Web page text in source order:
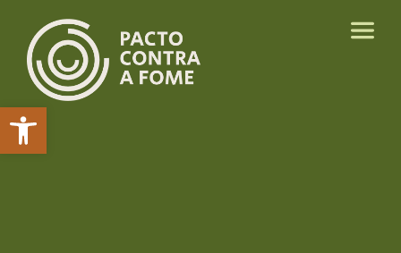
Abrir a barra de ferramentas